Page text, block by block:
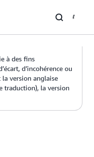
à des fins
d’incohérence ou
version anglaise
traduction), la version